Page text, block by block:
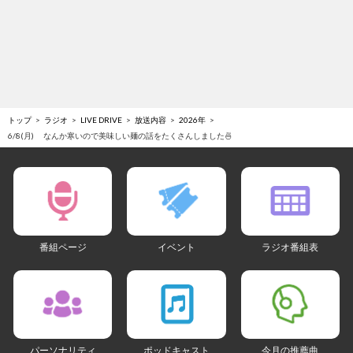
トップ ラジオ LIVE DRIVE 放送内容
2026年
6/8(月) なんか寒いので美味しい麺の話をたくさんしました🍜
番組ページ イベント ラジオ番組表
パーソナリティ ポッドキャスト 今月の推薦曲